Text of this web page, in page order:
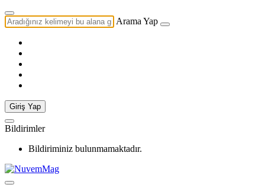
Arama Yap
Giriş Yap
Bildirimler
Bildiriminiz bulunmamaktadır.